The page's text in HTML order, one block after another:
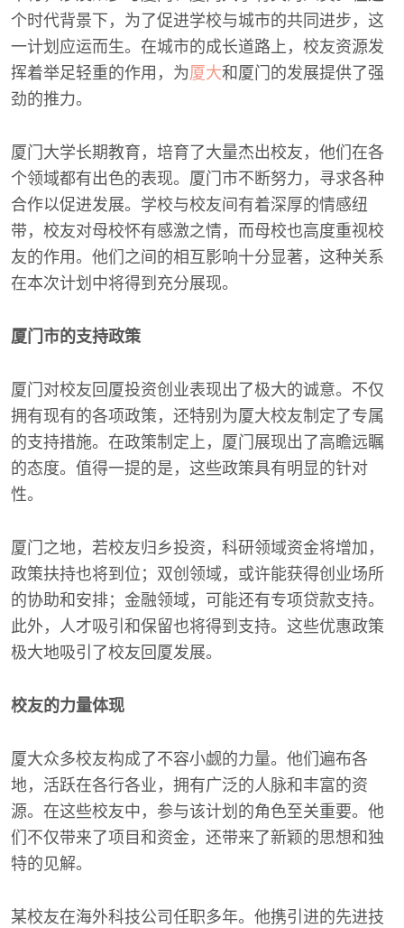
个时代背景下，为了促进学校与城市的共同进步，这
一计划应运而生。在城市的成长道路上，校友资源发
挥着举足轻重的作用，为厦大和厦门的发展提供了强
劲的推力。
厦门大学长期教育，培育了大量杰出校友，他们在各
个领域都有出色的表现。厦门市不断努力，寻求各种
合作以促进发展。学校与校友间有着深厚的情感纽
带，校友对母校怀有感激之情，而母校也高度重视校
友的作用。他们之间的相互影响十分显著，这种关系
在本次计划中将得到充分展现。
厦门市的支持政策
厦门对校友回厦投资创业表现出了极大的诚意。不仅
拥有现有的各项政策，还特别为厦大校友制定了专属
的支持措施。在政策制定上，厦门展现出了高瞻远瞩
的态度。值得一提的是，这些政策具有明显的针对
性。
厦门之地，若校友归乡投资，科研领域资金将增加，
政策扶持也将到位；双创领域，或许能获得创业场所
的协助和安排；金融领域，可能还有专项贷款支持。
此外，人才吸引和保留也将得到支持。这些优惠政策
极大地吸引了校友回厦发展。
校友的力量体现
厦大众多校友构成了不容小觑的力量。他们遍布各
地，活跃在各行各业，拥有广泛的人脉和丰富的资
源。在这些校友中，参与该计划的角色至关重要。他
们不仅带来了项目和资金，还带来了新颖的思想和独
特的见解。
某校友在海外科技公司任职多年。他携引进的先进技